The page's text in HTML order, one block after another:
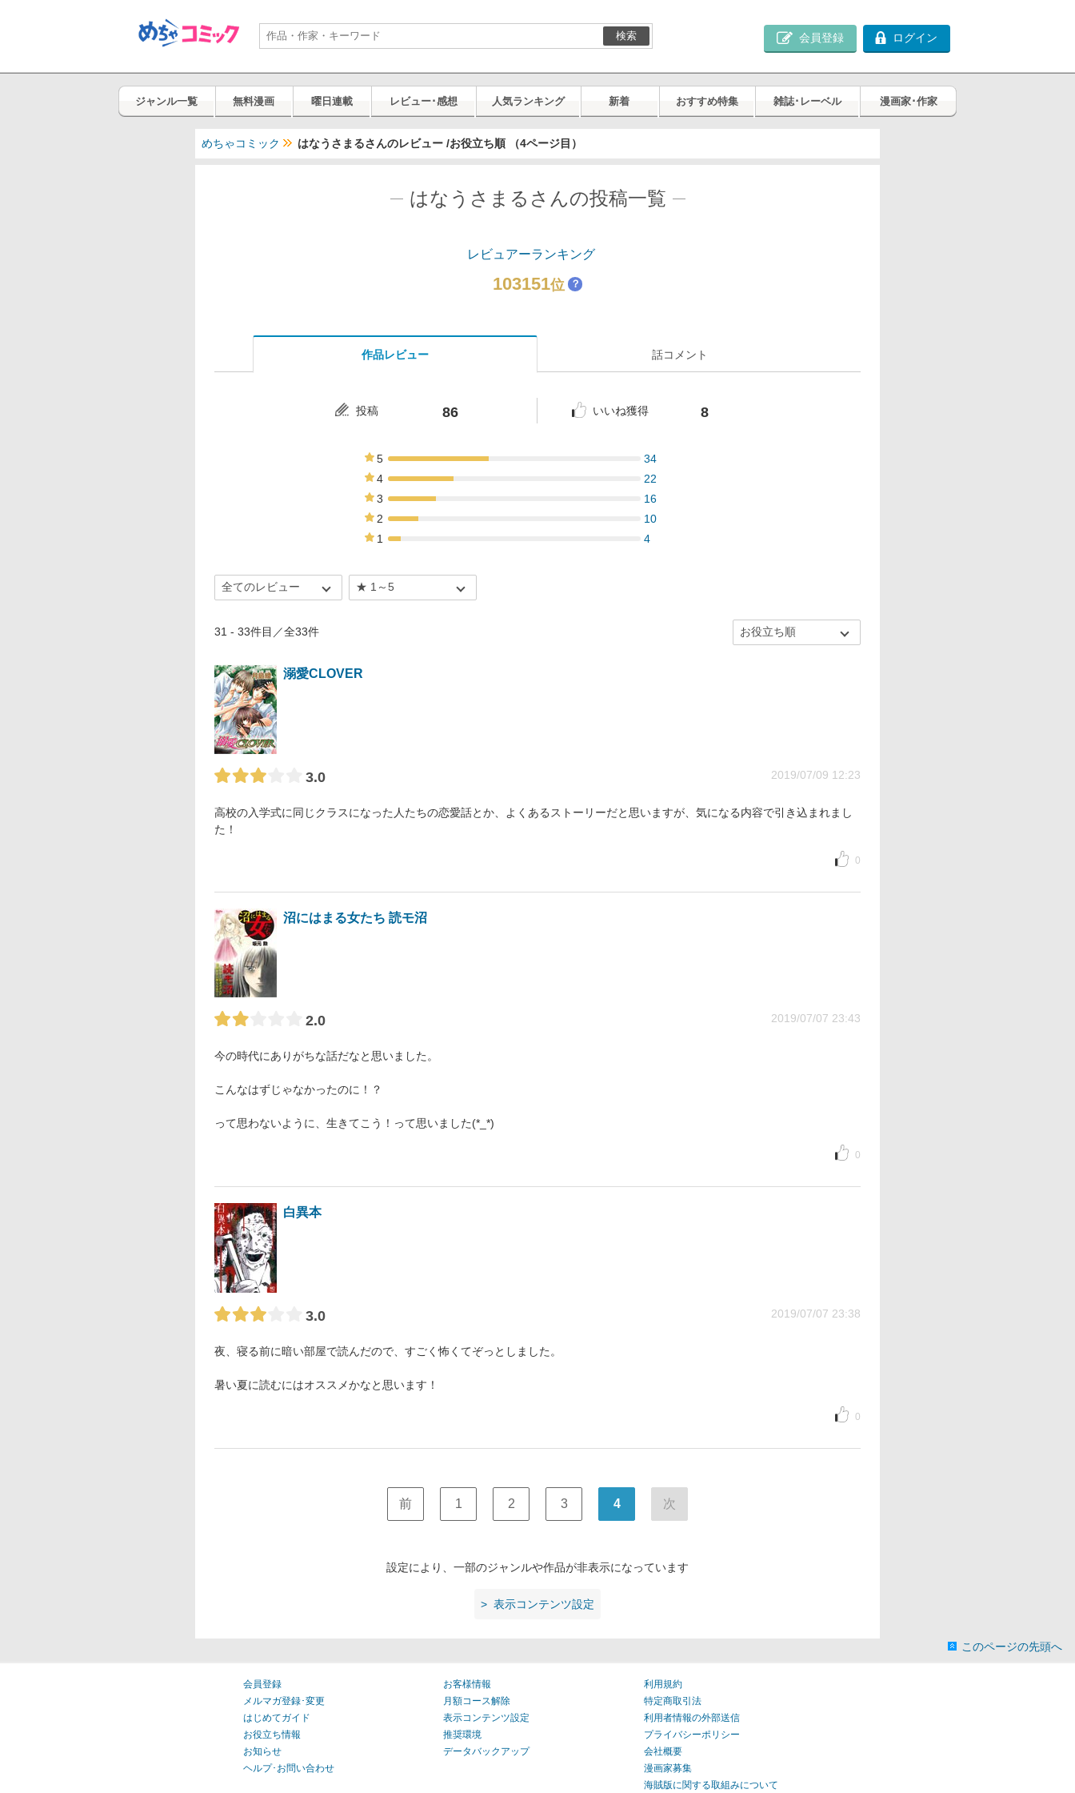
検索 会員登録 ログイン
ジャンル一覧 無料漫画 曜日連載 レビュー･感想 人気ランキング 新着 おすすめ特集 雑誌･レーベル 漫画家･作家
めちゃコミック はなうさまるさんのレビュー /お役立ち順 （4ページ目）
はなうさまるさんの投稿一覧
レビュアーランキング
103151位 ？
作品レビュー 話コメント
投稿 86 いいね獲得 8
5
34
4
22
3
16
2
10
1
4
31 - 33件目／全33件
溺愛CLOVER
3.0 2019/07/09 12:23
高校の入学式に同じクラスになった人たちの恋愛話とか、よくあるストーリーだと思いますが、気になる内容で引き込まれまし
た！
0
沼にはまる女たち 読モ沼
2.0 2019/07/07 23:43
今の時代にありがちな話だなと思いました。
こんなはずじゃなかったのに！？
って思わないように、生きてこう！って思いました(*_*)
0
白異本
3.0 2019/07/07 23:38
夜、寝る前に暗い部屋で読んだので、すごく怖くてぞっとしました。
暑い夏に読むにはオススメかなと思います！
0
前 1 2 3 4 次
設定により、一部のジャンルや作品が非表示になっています
表示コンテンツ設定
このページの先頭へ
会員登録
メルマガ登録･変更
はじめてガイド
お役立ち情報
お知らせ
ヘルプ･お問い合わせ
お客様情報
月額コース解除
表示コンテンツ設定
推奨環境
データバックアップ
利用規約
特定商取引法
利用者情報の外部送信
プライバシーポリシー
会社概要
漫画家募集
海賊版に関する取組みについて